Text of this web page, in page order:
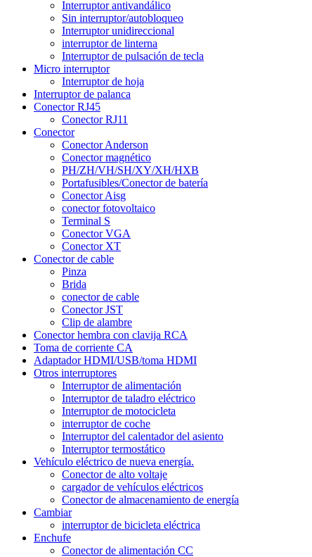
Interruptor antivandálico
Sin interruptor/autobloqueo
Interruptor unidireccional
interruptor de linterna
Interruptor de pulsación de tecla
Micro interruptor
Interruptor de hoja
Interruptor de palanca
Conector RJ45
Conector RJ11
Conector
Conector Anderson
Conector magnético
PH/ZH/VH/SH/XY/XH/HXB
Portafusibles/Conector de batería
Conector Aisg
conector fotovoltaico
Terminal S
Conector VGA
Conector XT
Conector de cable
Pinza
Brida
conector de cable
Conector JST
Clip de alambre
Conector hembra con clavija RCA
Toma de corriente CA
Adaptador HDMI/USB/toma HDMI
Otros interruptores
Interruptor de alimentación
Interruptor de taladro eléctrico
Interruptor de motocicleta
interruptor de coche
Interruptor del calentador del asiento
Interruptor termostático
Vehículo eléctrico de nueva energía.
Conector de alto voltaje
cargador de vehículos eléctricos
Conector de almacenamiento de energía
Cambiar
interruptor de bicicleta eléctrica
Enchufe
Conector de alimentación CC